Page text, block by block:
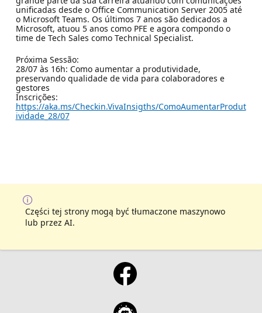
unificadas desde o Office Communication Server 2005 até
o Microsoft Teams. Os últimos 7 anos são dedicados a
Microsoft, atuou 5 anos como PFE e agora compondo o
time de Tech Sales como Technical Specialist.
Próxima Sessão:
28/07 às 16h: Como aumentar a produtividade,
preservando qualidade de vida para colaboradores e
gestores
Inscrições:
https://aka.ms/Checkin.VivaInsigths/ComoAumentarProdut
ividade_28/07
Części tej strony mogą być tłumaczone maszynowo
lub przez AI.